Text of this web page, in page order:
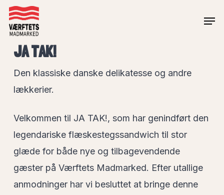
Skip
contentJA TAK!
Den klassiske danske delikatesse og andre
lækkerier.
Velkommen til JA TAK!, som har genindført den
legendariske flæskestegssandwich til stor
glæde for både nye og tilbagevendende
gæster på Værftets Madmarked. Efter utallige
anmodninger har vi besluttet at bringe denne